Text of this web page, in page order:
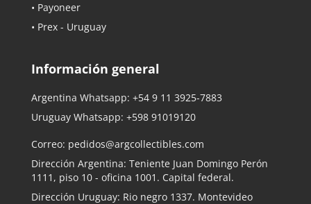
• Payoneer
• Prex - Uruguay
Información general
Argentina Whatsapp: +54 9 11 3925-7883
Uruguay Whatsapp: +598 91019120
Correo: pedidos@argcollectibles.com
Dirección Argentina: Teniente Juan Domingo Perón
1111, piso 10 - oficina 1001. Capital federal.
Dirección Uruguay: Rio negro 1337. Montevideo